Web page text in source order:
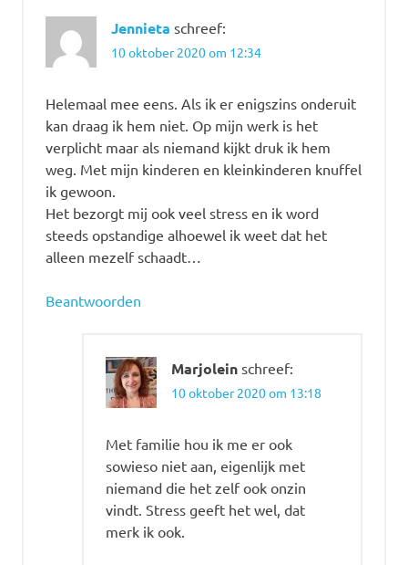
Jennieta schreef:
10 oktober 2020 om 12:34
Helemaal mee eens. Als ik er enigszins onderuit
kan draag ik hem niet. Op mijn werk is het
verplicht maar als niemand kijkt druk ik hem
weg. Met mijn kinderen en kleinkinderen knuffel
ik gewoon.
Het bezorgt mij ook veel stress en ik word
steeds opstandige alhoewel ik weet dat het
alleen mezelf schaadt…
Beantwoorden
Marjolein schreef:
10 oktober 2020 om 13:18
Met familie hou ik me er ook
sowieso niet aan, eigenlijk met
niemand die het zelf ook onzin
vindt. Stress geeft het wel, dat
merk ik ook.